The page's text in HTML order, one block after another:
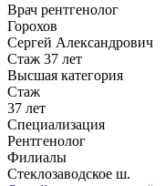
Врач рентгенолог
Горохов
Сергей Александрович
Стаж 37 лет
Высшая категория
Стаж
37 лет
Специализация
Рентгенолог
Филиалы
Стеклозаводское ш.